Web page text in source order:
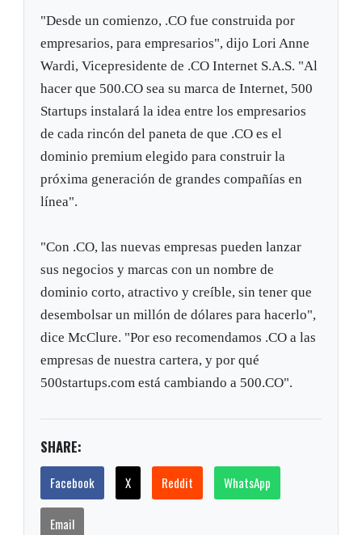
"Desde un comienzo, .CO fue construida por
empresarios, para empresarios", dijo Lori Anne
Wardi, Vicepresidente de .CO Internet S.A.S. "Al
hacer que 500.CO sea su marca de Internet, 500
Startups instalará la idea entre los empresarios
de cada rincón del paneta de que .CO es el
dominio premium elegido para construir la
próxima generación de grandes compañías en
línea".
"Con .CO, las nuevas empresas pueden lanzar
sus negocios y marcas con un nombre de
dominio corto, atractivo y creíble, sin tener que
desembolsar un millón de dólares para hacerlo",
dice McClure. "Por eso recomendamos .CO a las
empresas de nuestra cartera, y por qué
500startups.com está cambiando a 500.CO".
SHARE:
Facebook X Reddit WhatsApp
Email